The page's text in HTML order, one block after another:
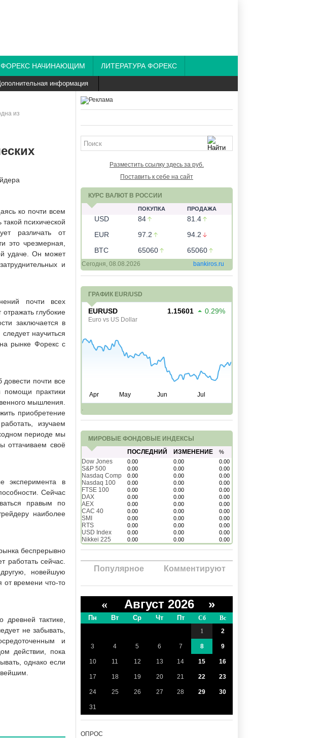
ФОРЕКС НАЧИНАЮЩИМ ЛИТЕРАТУРА ФОРЕКС
информация
из
ко почти всем
психической
различать от
это чрезмерная,
удаче. Он может
и
почти всех
глубокие
заключается в
научиться
рынке Форекс с
довести почти все
практики
мышления.
приобретение
изучаем
периоде мы
оттачиваем своё
эксперимента в
Сейчас
правым по
наиболее
беспрерывно
работать сейчас.
другую, новейшую
от времени что-то
тактике,
не забывать,
и
действии, пока
однако если
Разместить ссылку здесь за руб.
Поставить к себе на сайт
КУРС ВАЛЮТ В РОССИИ
ПОКУПКА ПРОДАЖА
USD 84
81.4
EUR
97.2
94.2
BTC
65060 65060
Сегодня, 08.08.2026 bankiros.ru
ГРАФИК EUR/USD
.
МИРОВЫЕ ФОНДОВЫЕ ИНДЕКСЫ
ПОСЛЕДНИЙ
ИЗМЕНЕНИЕ %
Dow Jones 0.00 0.00 0.00
S&P 500 0.00 0.00 0.00
Nasdaq Comp 0.00 0.00 0.00
Nasdaq 100 0.00 0.00 0.00
FTSE 100 0.00 0.00 0.00
DAX 0.00 0.00 0.00
AEX 0.00 0.00 0.00
CAC 40 0.00 0.00 0.00
SMI 0.00 0.00 0.00
RTS 0.00 0.00 0.00
USD Index 0.00 0.00 0.00
Nikkei 225 0.00 0.00 0.00
Популярное Комментируют
« Август 2026 »
Пн Вт Ср Чт Пт Сб Вс
1 2
3 4 5 6 7 8 9
10 11 12 13 14 15 16
17 18 19 20 21 22 23
24 25 26 27 28 29 30
31
ОПРОС